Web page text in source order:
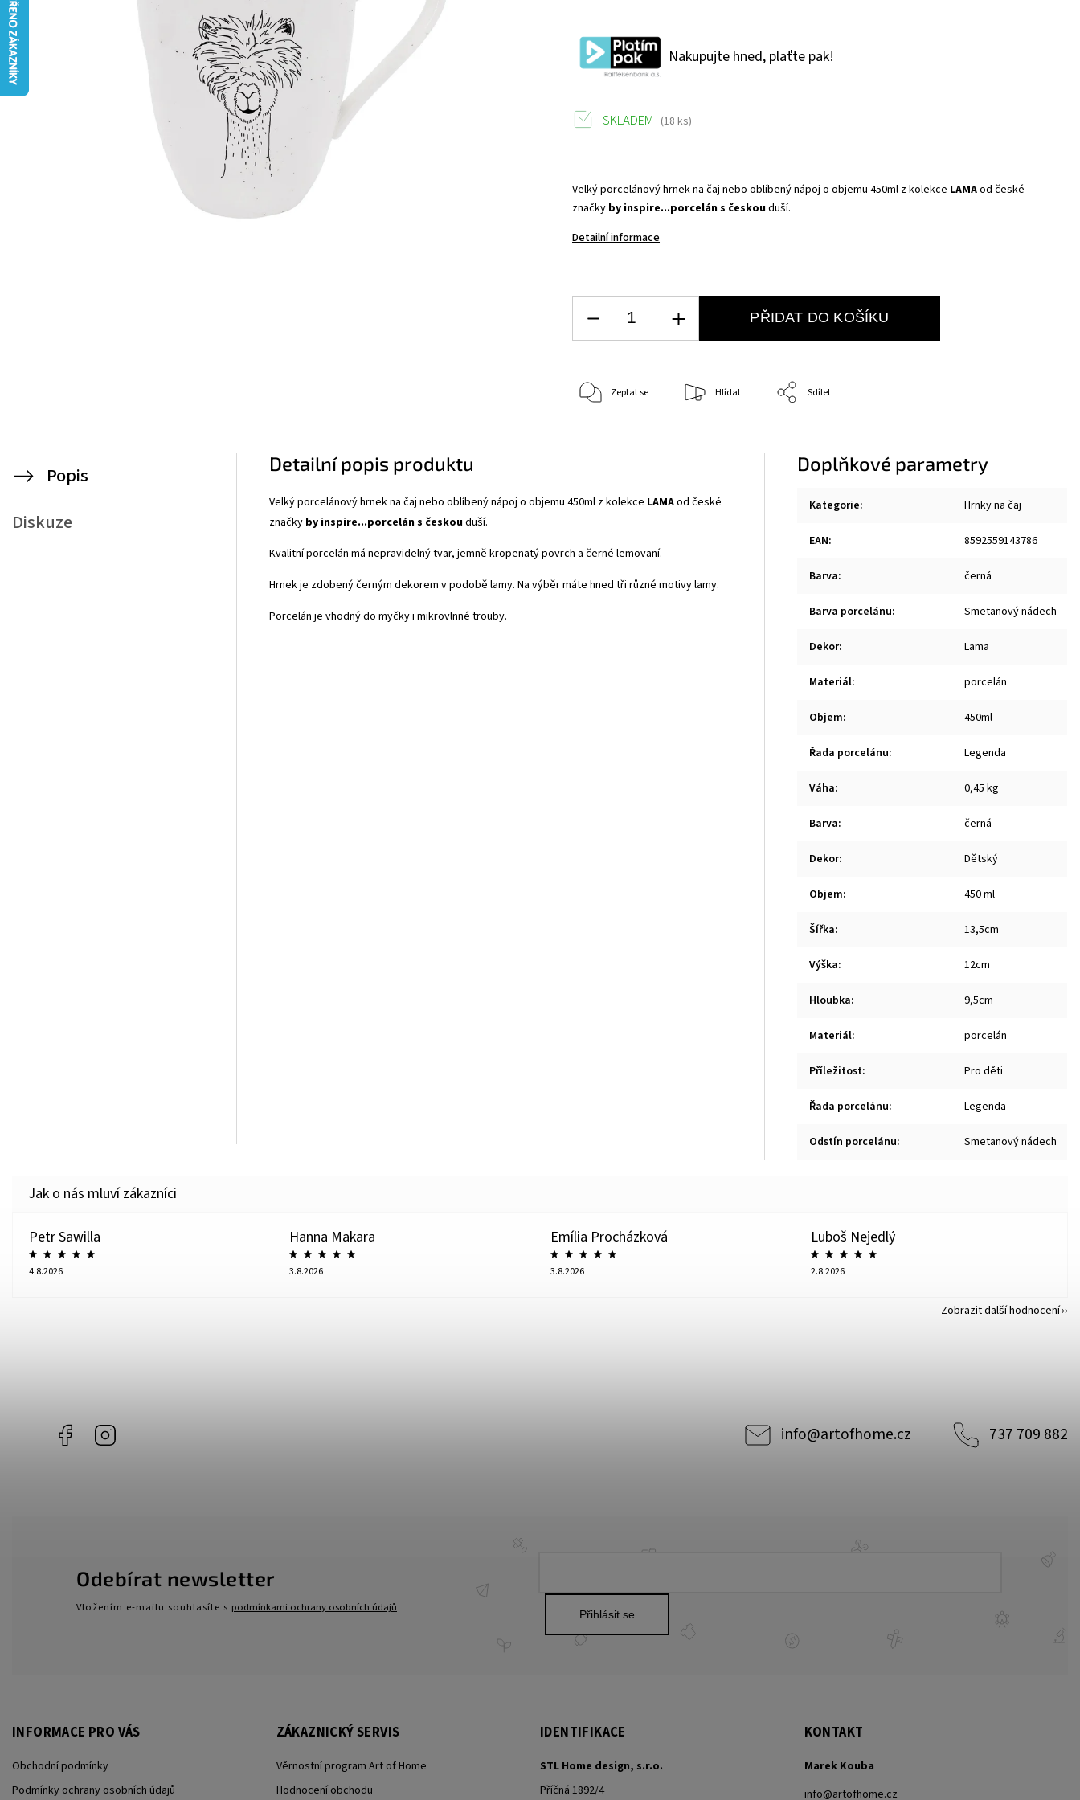
Nakupujte hned, plaťte pak!
Velký porcelánový hrnek na čaj nebo oblíbený nápoj o objemu 450ml z kolekce LAMAod české
značky by inspire...porcelán s českouduší.
Detailní informace
SKLADEM (18 ks)
PŘIDAT DO KOŠÍKU
Zeptat se Hlídat Sdílet
Popis
Diskuze
Detailní popis produktu
Velký porcelánový hrnek na čaj nebo oblíbený nápoj o objemu 450ml z kolekce LAMAod české
značky by inspire...porcelán s českouduší.
Kvalitní porcelán má nepravidelný tvar, jemně kropenatý povrch a černé lemovaní.
Hrnek je zdobený černým dekorem v podobě lamy. Na výběr máte hned tři různé motivy lamy.
Porcelán je vhodný do myčky i mikrovlnné trouby.
Doplňkové parametry
Kategorie: Hrnky na čaj
EAN: 8592559143786
Barva: černá
Barva porcelánu: Smetanový nádech
Dekor: Lama
Materiál: porcelán
Objem: 450ml
Řada porcelánu: Legenda
Váha: 0,45 kg
Barva: černá
Dekor: Dětský
Objem: 450 ml
Šířka: 13,5cm
Výška: 12cm
Hloubka: 9,5cm
Materiál: porcelán
Příležitost: Pro děti
Řada porcelánu: Legenda
Odstín porcelánu: Smetanový nádech
Petr Sawilla
4.8.2026
Hanna Makara
3.8.2026
Emília Procházková
3.8.2026
Luboš Nejedlý
2.8.2026
Zobrazit další hodnocení
Facebook info@artofhome.cz 737 709 882
Odebírat newsletter
Vložením e-mailu souhlasíte s podmínkami ochrany osobních údajů
Přihlásit se
INFORMACE PRO VÁS
Obchodní podmínky
Podmínky ochrany osobních údajů
ZÁKAZNICKÝ SERVIS
Věrnostní program Art of Home
Hodnocení obchodu
IDENTIFIKACE
STL Home design, s.r.o.
Příčná 1892/4
KONTAKT
Marek Kouba
info@artofhome.cz